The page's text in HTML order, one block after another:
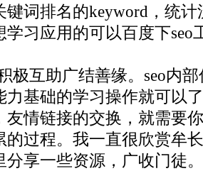
键词排名的keyword，统计
习应用的可以百度下seo
互助广结善缘。seo内部
力基础的学习操作就可以
友情链接的交换，就需要
的过程。我一直很欣赏牟
分享一些资源，广收门徒。